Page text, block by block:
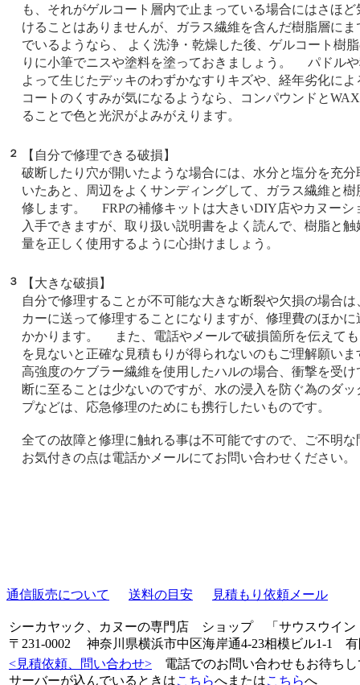
も、それがゲルコート層内で止まっている場合にはさほど
けることはありませんが、ガラス繊維を含んだ樹脂層にま
でいるようなら、 よく洗浄・乾燥した後、ゲルコート樹
りに小筆でニスや塗料を塗っておきましょう。 パドル
よって生じたデッキのわずかなすりキズや、経年劣化によ
コートのくすみが気になるようなら、コンパウンドと
ることで色と光沢がよみがえります。
２
【自分で修理できる破損】
破断したり穴が開いたような場合には、水分と塩分を充分
いたあと、周辺をよくサンディングして、ガラス繊維と樹
修します。 FRPの補修キットは大きいDIY店やカヌーシ
入手できますが、取り扱い説明書をよく読んで、樹脂と触
量を正しく使用するように心掛けましょう。
３
【大きな破損】
自分で修理することが不可能な大きな断裂や欠損の場合は
カーに送って修理することになりますが、修理費のほかに
かかります。 また、電話やメールで破損箇所を伝えて
を見ないと正確な見積もりが得られないのもご理解願い
高強度のケブラー繊維を使用したハルの場合、衝撃を受け
断に至ることは少ないのですが、水の浸入を防ぐ為のダッ
プなどは、応急修理のためにも携行したいものです。
全ての故障と修理に触れる事は不可能ですので、ご不明な
お気付きの点は電話かメールにてお問い合わせください。
通信販売について 送料の目安 見積もり依頼メール
シーカヤック、カヌーの専門店 ショップ 「サウスウイン
〒231-0002 神奈川県横浜市中区海岸通4-23相模ビル1-1 有
<見積依頼、問い合わせ> 電話でのお問い合わせもお待ち
サーバーが込んでいるときはこちらへまたはこちらへ